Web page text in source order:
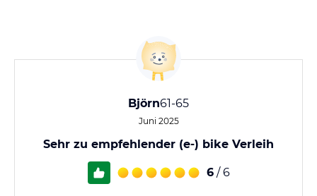
Björn61-65
Juni 2025
Sehr zu empfehlender (e-) bike Verleih
6 / 6